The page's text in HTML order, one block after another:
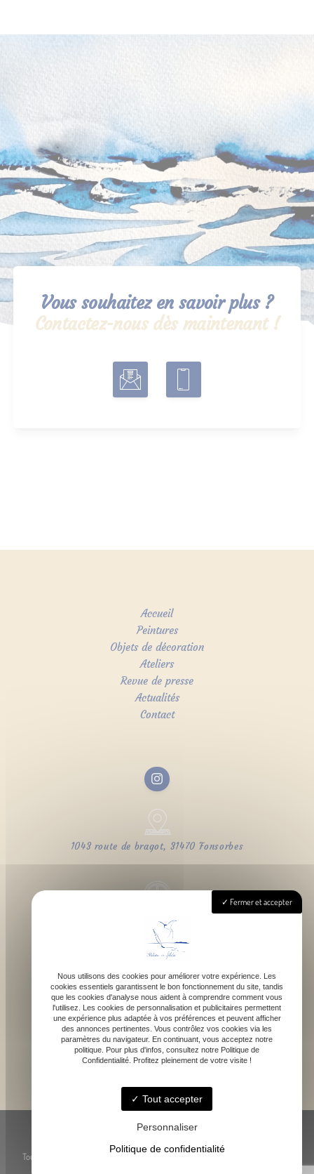
Vous souhaitez en savoir plus ?
Contactez-nous dès maintenant !
Accueil
Peintures
Objets de décoration
Ateliers
Revue de presse
Actualités
Contact
1043 route de bragot, 31470 Fonsorbes
Lundi - Samedi : 9h - 18h
contact@atelierdefelicie.fr
06 08 95 80 82
-Mentions légales
Toute reproduction, représentation ou utilisation des œuvres présentées, même
Fermer et accepter
Nous utilisons des cookies pour améliorer votre expérience. Les
cookies essentiels garantissent le bon fonctionnement du site, tandis
que les cookies d'analyse nous aident à comprendre comment vous
l'utilisez. Les cookies de personnalisation et publicitaires permettent
une expérience plus adaptée à vos préférences et peuvent afficher
des annonces pertinentes. Vous contrôlez vos cookies via les
paramètres du navigateur. En continuant, vous acceptez notre
politique. Pour plus d'infos, consultez notre Politique de
Confidentialité. Profitez pleinement de votre visite !
Tout accepter
Personnaliser
Politique de confidentialité